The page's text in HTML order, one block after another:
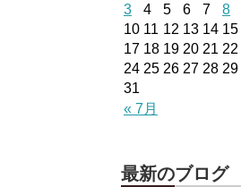
« 7月
3
4 5 6 7 8
10 11 12 13 14 15
17 18 19 20 21 22
24 25 26 27 28 29
31
最新のブログ